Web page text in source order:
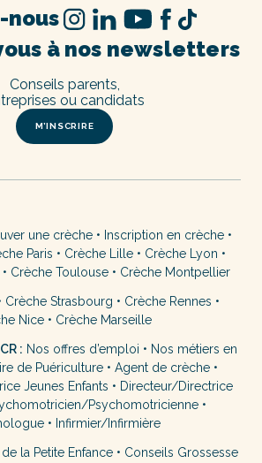
à nos newsletters
M’INSCRIRE
Conseils parents,
ou candidats
nous
une crèche• Inscription en crèche•
Paris • Crèche Lille • Crèche Lyon •
Crèche Toulouse• Crèche Montpellier
Crèche Strasbourg • Crèche Rennes •
Nice • Crèche Marseille
: Nos offres d’emploi • Nos métiers en
de Puériculture• Agent de crèche•
Jeunes Enfants • Directeur/Directrice
Psychomotricienne•
• Infirmier/Infirmière
la Petite Enfance • Conseils Grossesse